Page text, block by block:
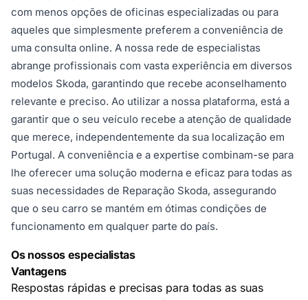
com menos opções de oficinas especializadas ou para
aqueles que simplesmente preferem a conveniência de
uma consulta online. A nossa rede de especialistas
abrange profissionais com vasta experiência em diversos
modelos Skoda, garantindo que recebe aconselhamento
relevante e preciso. Ao utilizar a nossa plataforma, está a
garantir que o seu veículo recebe a atenção de qualidade
que merece, independentemente da sua localização em
Portugal. A conveniência e a expertise combinam-se para
lhe oferecer uma solução moderna e eficaz para todas as
suas necessidades de Reparação Skoda, assegurando
que o seu carro se mantém em ótimas condições de
funcionamento em qualquer parte do país.
Os nossos especialistas
Vantagens
Respostas rápidas e precisas para todas as suas